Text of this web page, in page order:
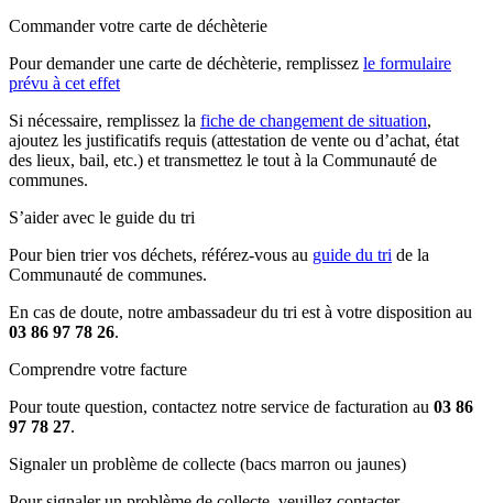
Commander votre carte de déchèterie
Pour demander une carte de déchèterie, remplissez le formulaire
prévu à cet effet
Si nécessaire, remplissez la fiche de changement de situation,
ajoutez les justificatifs requis (attestation de vente ou d’achat, état
des lieux, bail, etc.) et transmettez le tout à la Communauté de
communes.
S’aider avec le guide du tri
Pour bien trier vos déchets, référez-vous au guide du tri de la
Communauté de communes.
En cas de doute, notre ambassadeur du tri est à votre disposition au
03 86 97 78 26.
Comprendre votre facture
Pour toute question, contactez notre service de facturation au 03 86
97 78 27.
Signaler un problème de collecte (bacs marron ou jaunes)